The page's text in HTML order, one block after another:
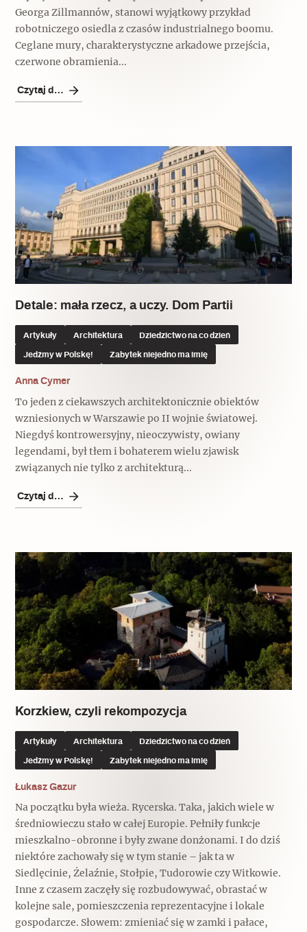
Georga Zillmannów, stanowi wyjątkowy przykład
robotniczego osiedla z czasów industrialnego boomu.
Ceglane mury, charakterystyczne arkadowe przejścia,
czerwone obramienia...
Czytaj dalej
Detale: mała rzecz, a uczy. Dom Partii
Artykuły Architektura Dziedzictwo na co dzień
Jedźmy w Polskę! Zabytek niejedno ma imię
Anna Cymer
To jeden z ciekawszych architektonicznie obiektów
wzniesionych w Warszawie po II wojnie światowej.
Niegdyś kontrowersyjny, nieoczywisty, owiany
legendami, był tłem i bohaterem wielu zjawisk
związanych nie tylko z architekturą...
Czytaj dalej
Korzkiew, czyli rekompozycja
Artykuły Architektura Dziedzictwo na co dzień
Jedźmy w Polskę! Zabytek niejedno ma imię
Łukasz Gazur
Na początku była wieża. Rycerska. Taka, jakich wiele w
średniowieczu stało w całej Europie. Pełniły funkcje
mieszkalno-obronne i były zwane donżonami. I do dziś
niektóre zachowały się w tym stanie – jak ta w
Siedlęcinie, Żelaźnie, Stołpie, Tudorowie czy Witkowie.
Inne z czasem zaczęły się rozbudowywać, obrastać w
kolejne sale, pomieszczenia reprezentacyjne i lokale
gospodarcze. Słowem: zmieniać się w zamki i pałace,